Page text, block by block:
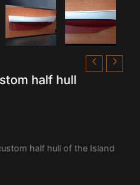
half hull
half hull of the Island